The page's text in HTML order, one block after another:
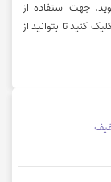
مند شوید. جهت استفاده از
کنید تا بتوانید از